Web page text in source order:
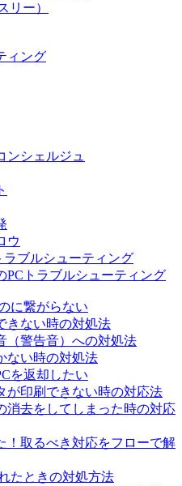
リー）
ィング
ンシェルジュ
ウ
ブルシューティング
PCトラブルシューティング
に繋がらない
きない時の対処法
（警告音）への対処法
ない時の対処法
を返却したい
が印刷できない時の対応法
消去をしてしまった時の対応
！取るべき対応をフローで解
たときの対処方法